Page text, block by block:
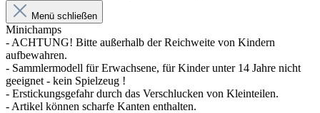
Menü schließen
Minichamps
- ACHTUNG! Bitte außerhalb der Reichweite von Kindern
aufbewahren.
- Sammlermodell für Erwachsene, für Kinder unter 14 Jahre nicht
geeignet - kein Spielzeug !
- Erstickungsgefahr durch das Verschlucken von Kleinteilen.
- Artikel können scharfe Kanten enthalten.